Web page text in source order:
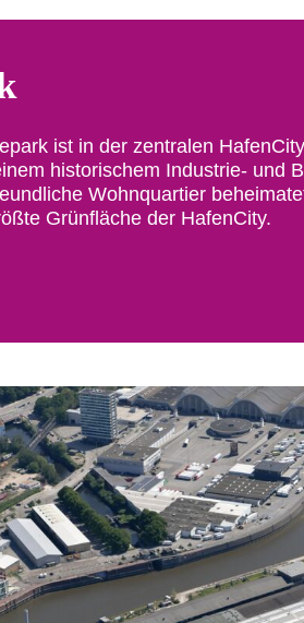
ist in der zentralen
historischem Industrie- und
Wohnquartier
Grünfläche der HafenCity.